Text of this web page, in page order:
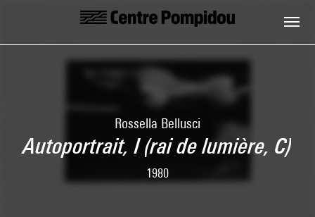
Skip to main content
Centre Pompidou
Rossella Bellusci
Autoportrait, I (rai de lumière, C)
1980